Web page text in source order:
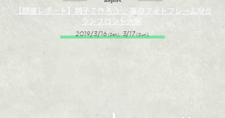
【開催レポート】親子で作ろう☆ 革のフォトフレーム＠グ
ランフロント大阪
2019/3/16 (Sat), 3/17 (Sun),